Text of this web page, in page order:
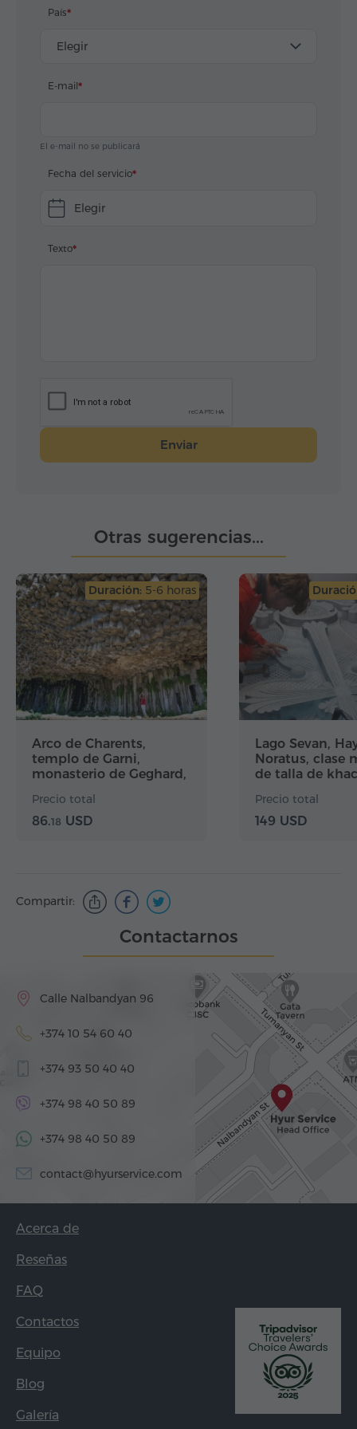
País
Elegir
E-mail
El e-mail no se publicará
Fecha del servicio
Elegir
Texto
Enviar
Otras sugerencias...
Duración: 5-6 horas
Arco de Charents,
templo de Garni,
monasterio de Geghard,
Precio total
86.18 USD
Lago Sevan,
Noratus, clase
de talla de
Precio total
149 USD
Compartir:
Contactarnos
Calle Nalbandyan 96
+374 10 54 60 40
+374 93 50 40 40
+374 98 40 50 89
+374 98 40 50 89
contact@hyurservice.com
Acerca de
Reseñas
FAQ
Contactos
Equipo
Blog
Galería